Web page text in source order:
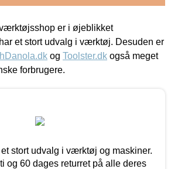
er i øjeblikket
et stort udvalg i værktøj. Desuden er
og Toolster.dk også meget
forbrugere.
stort udvalg i værktøj og maskiner.
og 60 dages returret på alle deres